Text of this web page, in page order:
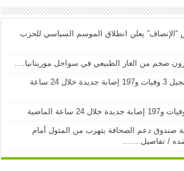
“الإنصاف” يعلن انطلاق الموسم السياسي للحزب
ضخم من الغاز الطبيعي في سواحل موريتانيا….
تسجيل 3 وفيات و197 إصابة جديدة خلال 24 ساعة
صندوق دعم الصحافة يتهرب من المثول أمام
/ تفاصيل…….